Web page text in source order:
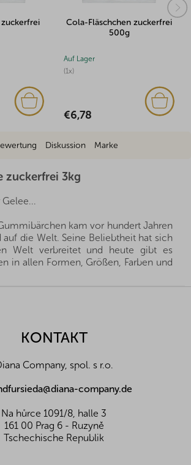
Cola-Fläschchen zuckerfrei
500g
(1x)
Auf Lager
€6,78
Diskussion Marke
zuckerfrei 3kg
kam vor hundert Jahren
auf die Welt. Seine Beliebtheit hat sich
Welt verbreitet und heute gibt es
in allen Formen, Größen, Farben und
außer dem Naschen keinen großen
hergestellt werden, ist eine
die den Verjüngungsstoff
Dieser ist ein sehr wichtiger
Bindegewebe bildet, insbesondere
in Knorpeln, Knochen, Haaren,
Haut. So müssen Sie wenigstens kein
haben, wenn Sie gelegentlich
die Gelee-Süßigkeiten einfach
KONTAKT
Company, spol. s r.o.
company.de
Na hůrce 1091/8, halle 3
161 00 Prag 6 - Ruzyně
Tschechische Republik